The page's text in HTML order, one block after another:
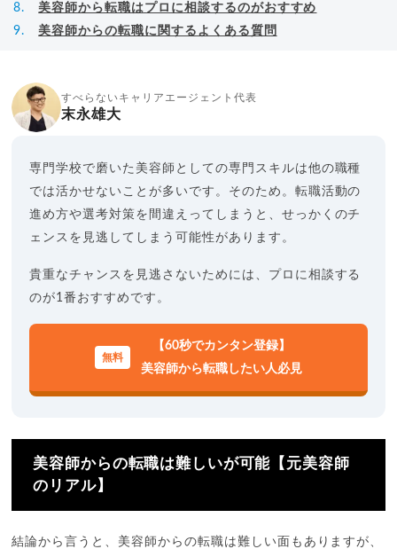
美容師から転職はプロに相談するのがおすすめ
美容師からの転職に関するよくある質問
すべらないキャリアエージェント代表
末永雄大
専門学校で磨いた美容師としての専門スキルは他の職種
では活かせないことが多いです。そのため。転職活動の
進め方や選考対策を間違えってしまうと、せっかくのチ
ェンスを見逃してしまう可能性があります。
貴重なチャンスを見逃さないためには、プロに相談する
のが1番おすすめです。
【60秒でカンタン登録】
美容師から転職したい人必見
美容師からの転職は難しいが可能【元美容師
のリアル】
結論から言うと、美容師からの転職は難しい面もありますが、